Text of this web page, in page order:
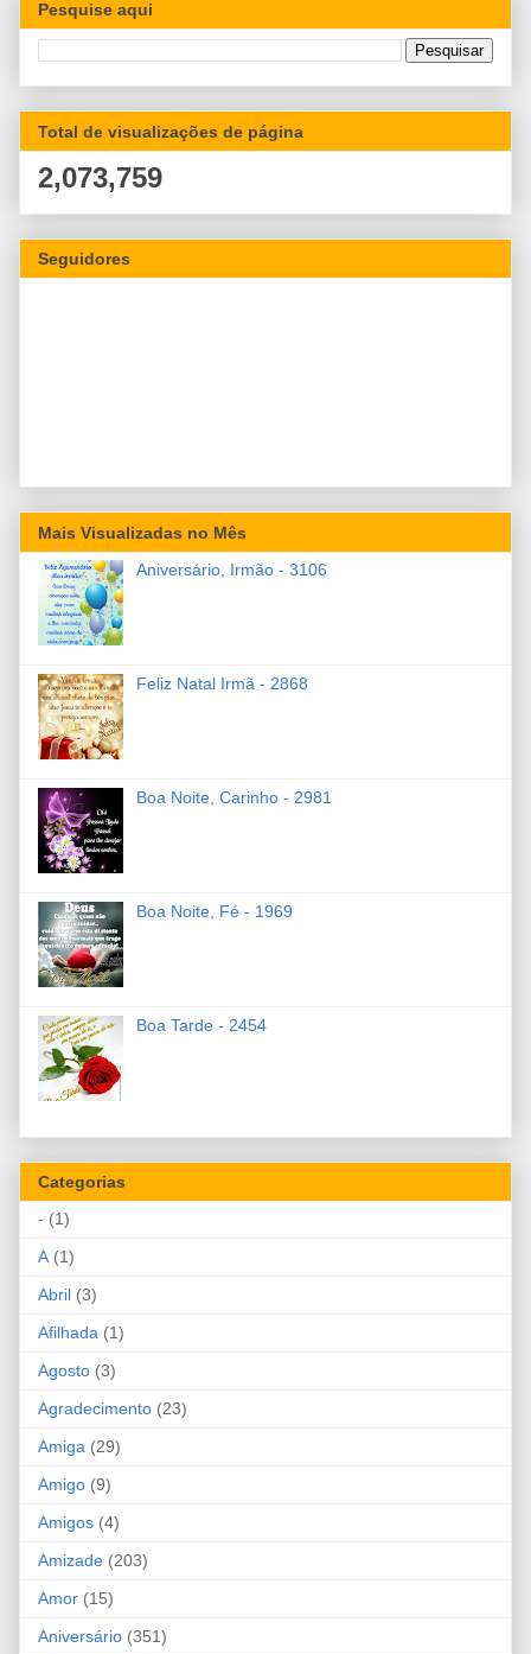
Pesquise aqui
Total de visualizações de página
2,073,759
Seguidores
Mais Visualizadas no Mês
Aniversário, Irmão - 3106
Feliz Natal Irmã - 2868
Boa Noite, Carinho - 2981
Boa Noite, Fé - 1969
Boa Tarde - 2454
Categorias
- (1)
A (1)
Abril (3)
Afilhada (1)
Agosto (3)
Agradecimento (23)
Amiga (29)
Amigo (9)
Amigos (4)
Amizade (203)
Amor (15)
Aniversário (351)